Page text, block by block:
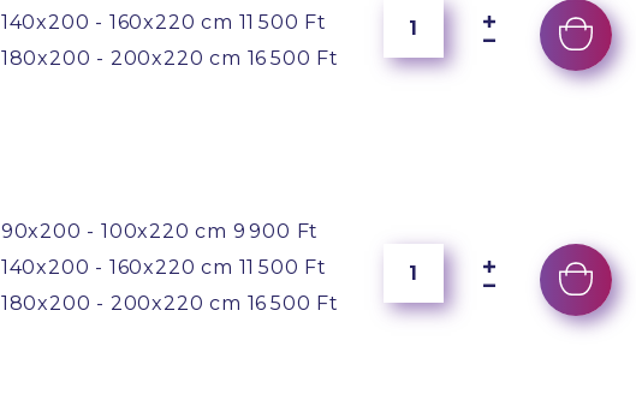
140x200 - 160x220 cm 11 500 Ft
180x200 - 200x220 cm 16 500 Ft
90x200 - 100x220 cm 9 900 Ft
140x200 - 160x220 cm 11 500 Ft
180x200 - 200x220 cm 16 500 Ft